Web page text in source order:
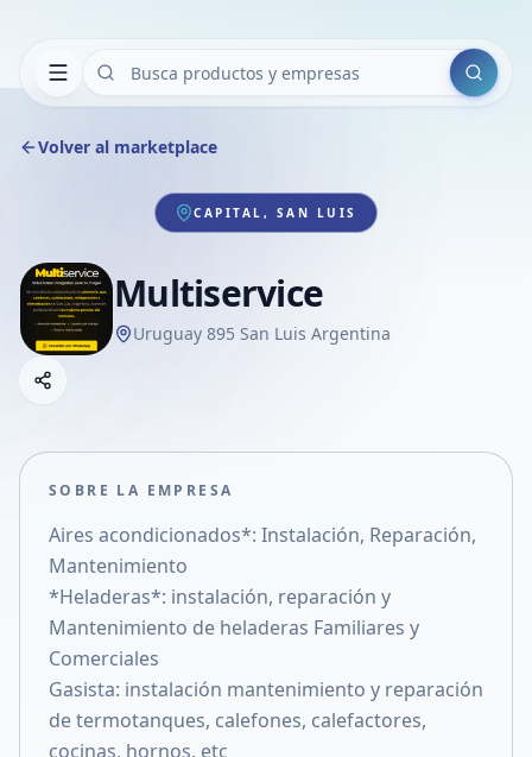
Buscar
Volver al marketplace
CAPITAL, SAN LUIS
Multiservice
Uruguay 895 San Luis Argentina
Compartir empresa
Compartir en X
SOBRE LA EMPRESA
Aires acondicionados*: Instalación, Reparación,
Mantenimiento
*Heladeras*: instalación, reparación y
Mantenimiento de heladeras Familiares y
Comerciales
Gasista: instalación mantenimiento y reparación
de termotanques, calefones, calefactores,
cocinas, hornos. etc